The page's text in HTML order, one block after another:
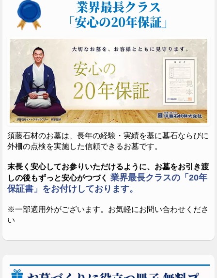
業界最長クラス
「安心の20年保証」
須藤石材のお墓は、長年の経験・実績を基に墓石ならびに
外柵の点検を実施した信頼できるお墓です。
末長く安心してお参りいただけるように、お墓をお引き渡
しの後もずっと安心がつづく 業界最長クラスの「20年
保証書」をお付けしております。
※一部適用外がございます。お気軽にお問い合わせくださ
い